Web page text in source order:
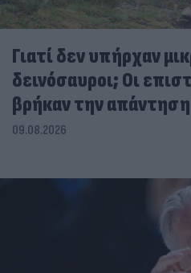
Γιατί δεν υπήρχαν
δεινόσαυροι; Οι
βρήκαν την απάντηση
09.08.2026